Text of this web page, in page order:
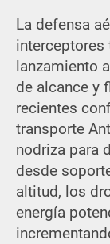
La defensa
interceptores
lanzamiento
de alcance y
recientes
transporte
nodriza para
desde
altitud, los
energía